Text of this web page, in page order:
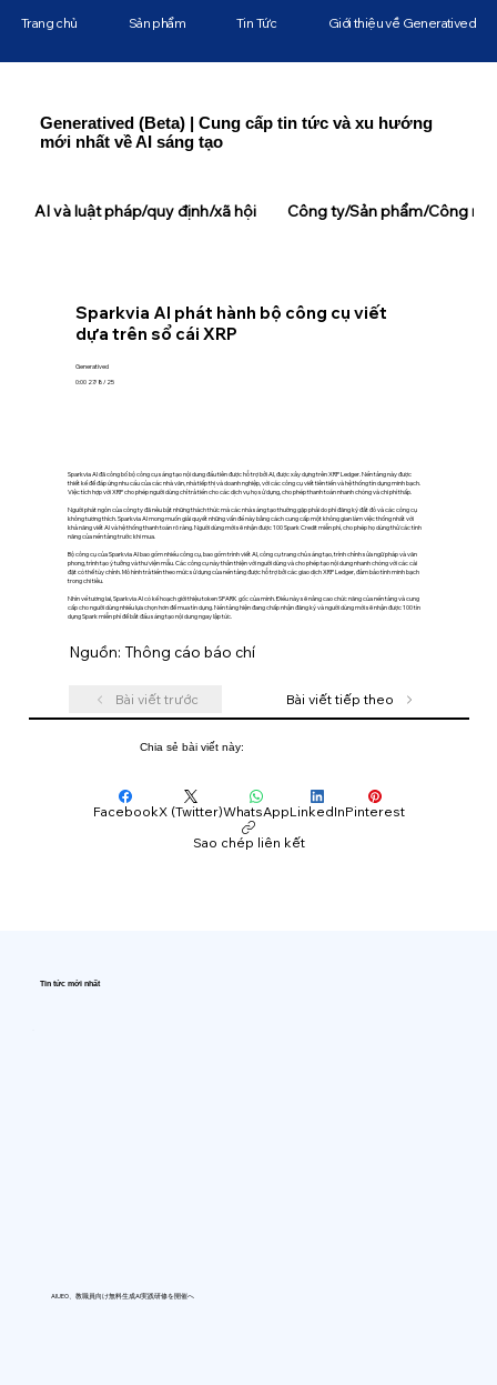
Generatived (Beta) | Cung cấp tin tức và xu hướng
mới nhất về AI sáng tạo
Sparkvia AI phát hành bộ công cụ viết
dựa trên sổ cái XRP
Generatived
0:00 27/8/25
Sparkvia AI đã công bố bộ công cụ sáng tạo nội dung đầu tiên được hỗ trợ bởi AI, được xây dựng trên XRP Ledger. Nền tảng này được
thiết kế để đáp ứng nhu cầu của các nhà văn, nhà tiếp thị và doanh nghiệp, với các công cụ viết tiên tiến và hệ thống tín dụng minh bạch.
Việc tích hợp với XRP cho phép người dùng chỉ trả tiền cho các dịch vụ họ sử dụng, cho phép thanh toán nhanh chóng và chi phí thấp.
Người phát ngôn của công ty đã nêu bật những thách thức mà các nhà sáng tạo thường gặp phải do phí đăng ký đắt đỏ và các công cụ
không tương thích. Sparkvia AI mong muốn giải quyết những vấn đề này bằng cách cung cấp một không gian làm việc thống nhất với
khả năng viết AI và hệ thống thanh toán rõ ràng. Người dùng mới sẽ nhận được 100 Spark Credit miễn phí, cho phép họ dùng thử các tính
năng của nền tảng trước khi mua.
Bộ công cụ của Sparkvia AI bao gồm nhiều công cụ, bao gồm trình viết AI, công cụ trang chủ sáng tạo, trình chỉnh sửa ngữ pháp và văn
phong, trình tạo ý tưởng và thư viện mẫu. Các công cụ này thân thiện với người dùng và cho phép tạo nội dung nhanh chóng với các cài
đặt có thể tùy chỉnh. Mô hình trả tiền theo mức sử dụng của nền tảng được hỗ trợ bởi các giao dịch XRP Ledger, đảm bảo tính minh bạch
trong chi tiêu.
Nhìn về tương lai, Sparkvia AI có kế hoạch giới thiệu token SPARK gốc của mình. Điều này sẽ nâng cao chức năng của nền tảng và cung
cấp cho người dùng nhiều lựa chọn hơn để mua tín dụng. Nền tảng hiện đang chấp nhận đăng ký và người dùng mới sẽ nhận được 100 tín
dụng Spark miễn phí để bắt đầu sáng tạo nội dung ngay lập tức.
Nguồn: Thông cáo báo chí
Bài viết trước Bài viết tiếp theo
Trang chủ Sản phẩm Tin Tức Giới thiệu về Generatived
Chia sẻ bài viết này:
FacebookX (Twitter)WhatsAppLinkedInPinterest
Sao chép liên kết
AI và luật pháp/quy định/xã hội Công ty/Sản phẩm/Công
Tin tức mới nhất
AIUEO、教職員向け無料生成AI実践研修を開催へ